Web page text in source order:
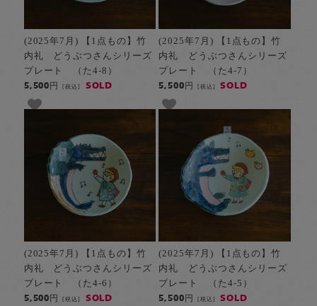
(2025年7月) 【1点もの】竹
内礼 どうぶつさんシリーズ
プレート （た4-8）
5,500円[税込] SOLD
(2025年7月) 【1点もの】竹
内礼 どうぶつさんシリーズ
プレート （た4-7）
5,500円 [税込] SOLD
(2025年7月) 【1点もの】竹
内礼 どうぶつさんシリーズ
プレート （た4-6）
5,500円[税込] SOLD
(2025年7月) 【1点もの】竹
内礼 どうぶつさんシリーズ
プレート （た4-5）
5,500円 [税込] SOLD